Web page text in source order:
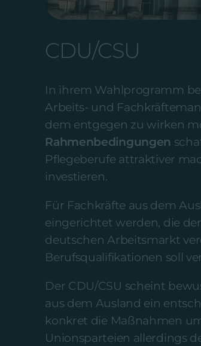
CDU/CSU
In ihrem Wahlprogramm
Arbeits- und
dem entgegen zu wirken
Rahmenbedingungen
Pflegeberufe attraktiver
investieren.
Für Fachkräfte aus dem
eingerichtet werden, die
deutschen Arbeitsmarkt
Berufsqualifikationen soll
Der CDU/CSU scheint
aus dem Ausland ein
konkret die Maßnahmen
Unionsparteien allerdings